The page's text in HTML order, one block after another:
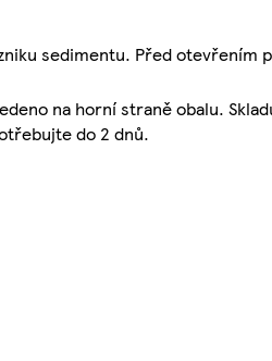
sedimentu. Před otevřením
na horní straně obalu.
do 2 dnů.